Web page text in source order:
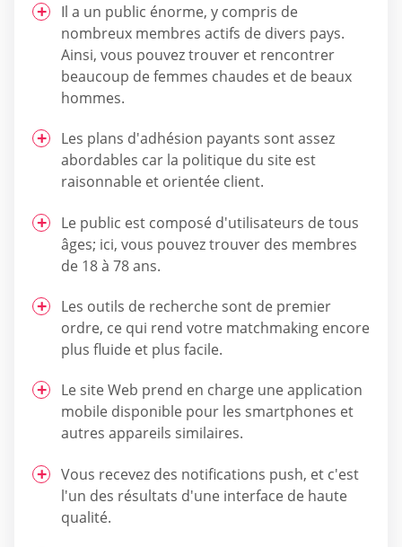
Il a un public énorme, y compris de
nombreux membres actifs de divers pays.
Ainsi, vous pouvez trouver et rencontrer
beaucoup de femmes chaudes et de beaux
hommes.
Les plans d'adhésion payants sont assez
abordables car la politique du site est
raisonnable et orientée client.
Le public est composé d'utilisateurs de tous
âges; ici, vous pouvez trouver des membres
de 18 à 78 ans.
Les outils de recherche sont de premier
ordre, ce qui rend votre matchmaking encore
plus fluide et plus facile.
Le site Web prend en charge une application
mobile disponible pour les smartphones et
autres appareils similaires.
Vous recevez des notifications push, et c'est
l'un des résultats d'une interface de haute
qualité.